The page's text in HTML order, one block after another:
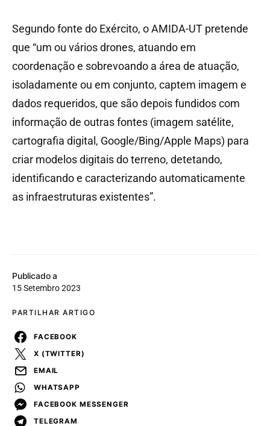
Publicado a
15 Setembro 2023
PARTILHAR ARTIGO
FACEBOOK
X (TWITTER)
EMAIL
WHATSAPP
FACEBOOK MESSENGER
TELEGRAM
Segundo fonte do Exército, o AMIDA-UT pretende
que “um ou vários drones, atuando em
coordenação e sobrevoando a área de atuação,
isoladamente ou em conjunto, captem imagem e
dados requeridos, que são depois fundidos com
informação de outras fontes (imagem satélite,
cartografia digital, Google/Bing/Apple Maps) para
criar modelos digitais do terreno, detetando,
identificando e caracterizando automaticamente
as infraestruturas existentes”.